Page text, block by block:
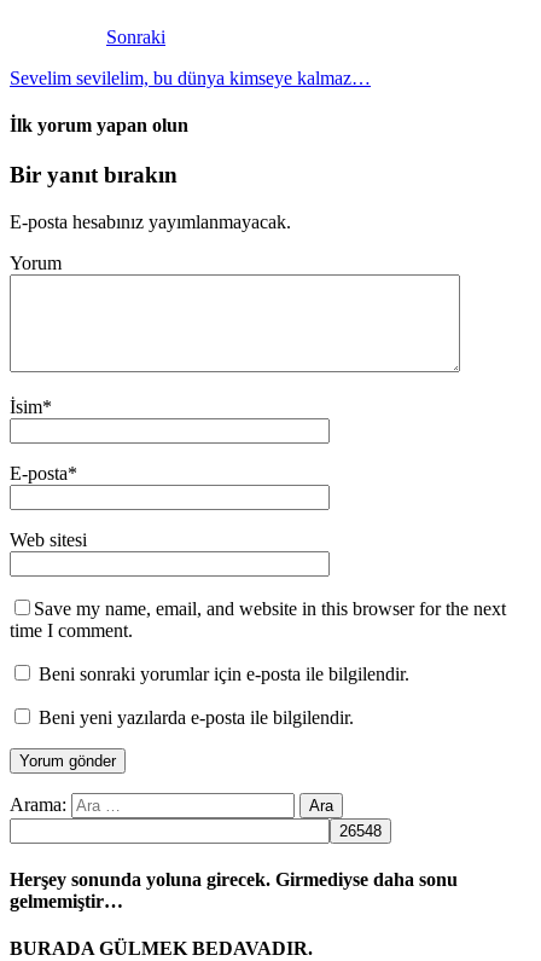
Sonraki
Sevelim sevilelim, bu dünya kimseye kalmaz…
İlk yorum yapan olun
Bir yanıt bırakın
E-posta hesabınız yayımlanmayacak.
Yorum
İsim*
E-posta*
Web sitesi
Save my name, email, and website in this browser for the next
time I comment.
Beni sonraki yorumlar için e-posta ile bilgilendir.
Beni yeni yazılarda e-posta ile bilgilendir.
Arama:
Herşey sonunda yoluna girecek. Girmediyse daha sonu
gelmemiştir…
BURADA GÜLMEK BEDAVADIR.